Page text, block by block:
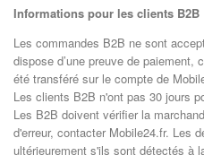
Informations pour les clients B2B
Les commandes B2B ne sont
dispose d’une preuve de paiement,
été transféré sur le compte de
Les clients B2B n'ont pas 30 jours
Les B2B doivent vérifier la
d'erreur, contacter Mobile24.fr. Les
ultérieurement s'ils sont détectés à